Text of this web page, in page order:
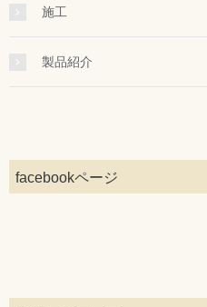
施工
製品紹介
facebookページ